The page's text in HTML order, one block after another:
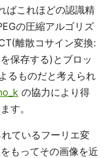
ばこれほどの認識精
の圧縮アルゴリズ
離散コサイン変換:
保存する)とブロッ
るものだと考えられ
の協力により得
す。
ているフーリエ変
もってその画像を近